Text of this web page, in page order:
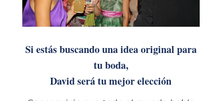
Si estás buscando una idea original para
tu boda,
David será tu mejor elección